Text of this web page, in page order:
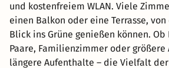
und kostenfreiem WLAN. Viele
einen Balkon oder eine Terrasse,
Blick ins Grüne genießen können.
Paare, Familienzimmer oder
längere Aufenthalte – die Vielfalt